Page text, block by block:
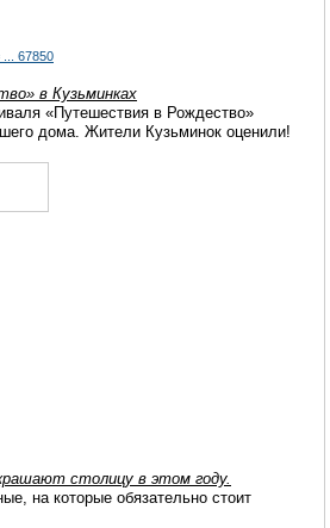
67850
в Кузьминках
«Путешествия в Рождество»
дома. Жители Кузьминок оценили!
столицу в этом году.
на которые обязательно стоит